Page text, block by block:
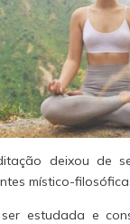
deixou de
místico-
estudada e